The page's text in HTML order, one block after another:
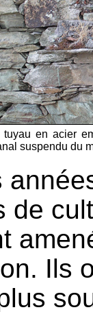
en acier
suspendu du
de
Ils